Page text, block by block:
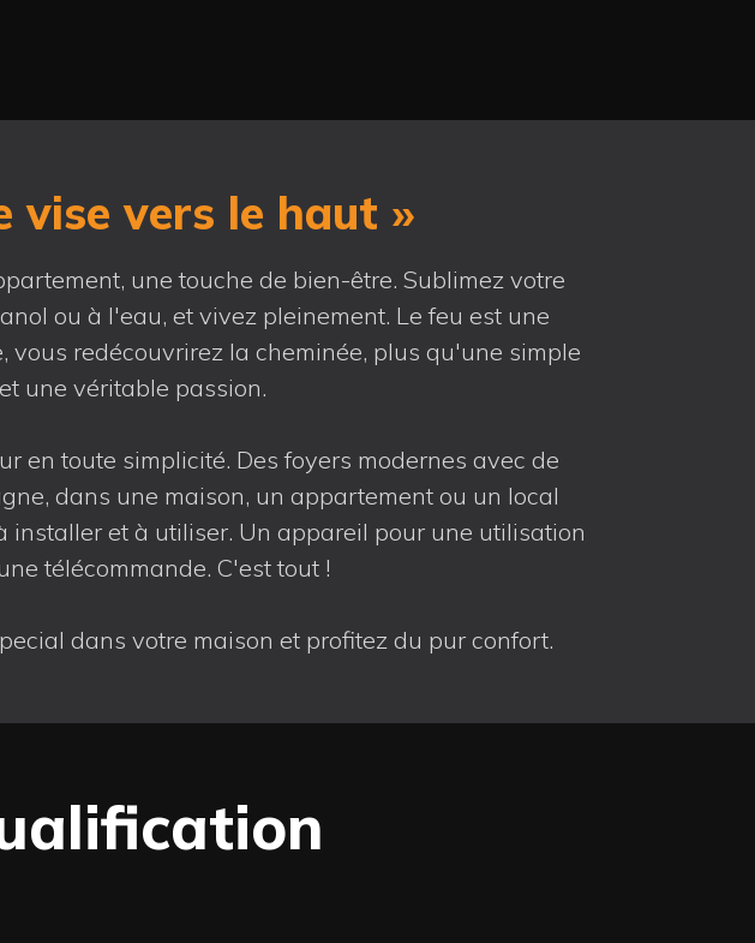
vise vers le haut »
une touche de bien-être. Sublimez votre
ou à l'eau, et vivez pleinement. Le feu est une
redécouvrirez la cheminée, plus qu'une simple
une véritable passion.
en toute simplicité. Des foyers modernes avec de
dans une maison, un appartement ou un local
installer et à utiliser. Un appareil pour une utilisation
télécommande. C'est tout !
dans votre maison et profitez du pur confort.